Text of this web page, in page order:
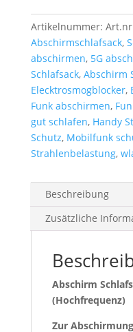
Artikelnummer:
Abschirmschlafsack,
abschirmen, 5G
Schlafsack, Abschirm
Elecktrosmogblocker,
Funk abschirmen,
gut schlafen, Handy
Schutz, Mobilfunk
Strahlenbelastung,
Beschreibung
Zusätzliche
Abschirm
(Hochfrequenz)
Zur